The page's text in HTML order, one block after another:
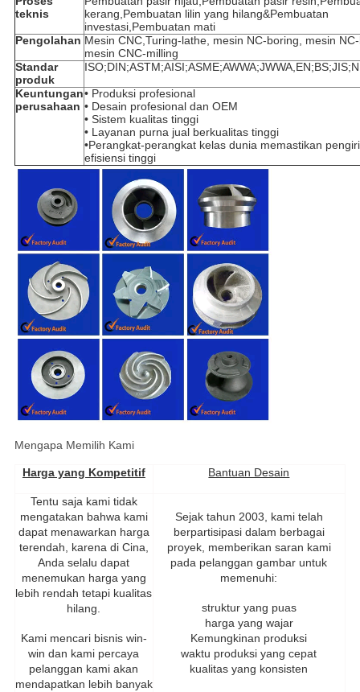
teknis
kerang,Pembuatan lilin yang hilang&Pembuatan
investasi,Pembuatan mati
Pengolahan Mesin CNC,Turing-lathe, mesin NC-boring, mesin
mesin CNC-milling
Standar
produk
Keuntungan
perusahaan
• Produksi profesional
• Desain profesional dan OEM
• Sistem kualitas tinggi
• Layanan purna jual berkualitas tinggi
•Perangkat-perangkat kelas dunia memastikan
efisiensi tinggi
Mengapa Memilih Kami
Harga yang Kompetitif Bantuan Desain
Tentu saja kami tidak
mengatakan bahwa kami
dapat menawarkan harga
terendah, karena di Cina,
Anda selalu dapat
menemukan harga yang
lebih rendah tetapi kualitas
hilang.
Kami mencari bisnis win-
win dan kami percaya
pelanggan kami akan
mendapatkan lebih banyak
Sejak tahun 2003, kami telah
berpartisipasi dalam berbagai
proyek, memberikan saran kami
pada pelanggan gambar untuk
memenuhi:
struktur yang puas
harga yang wajar
Kemungkinan produksi
waktu produksi yang cepat
kualitas yang konsisten